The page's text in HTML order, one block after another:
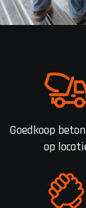
Goedkoop
op